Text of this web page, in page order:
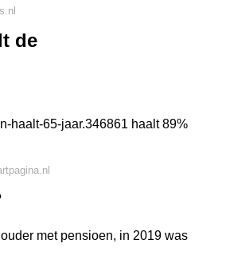
de
haalt-65-jaar.346861 haalt 89%
met pensioen, in 2019 was